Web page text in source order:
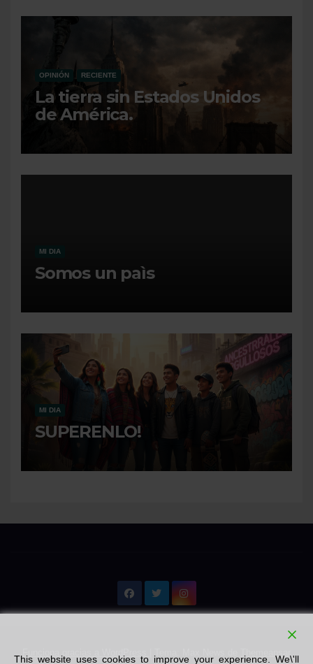
OPINIÓN RECIENTE
La tierra sin Estados Unidos
de América.
MI DIA
Somos un paìs
MI DIA
SUPERENLO!
This website uses cookies to improve your experience. We\'ll